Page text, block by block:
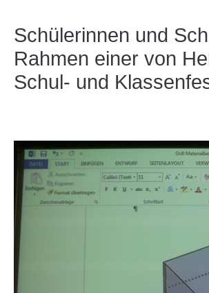
Schülerinnen und
Rahmen einer von
Schul- und